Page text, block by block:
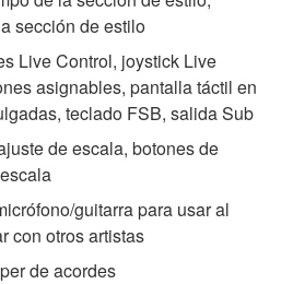
sección de estilo
Live Control, joystick Live
asignables, pantalla táctil en
teclado FSB, salida Sub
de escala, botones de
guitarra para usar al
con otros artistas
de acordes